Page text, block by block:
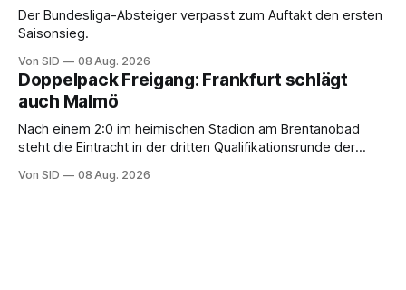
Der Bundesliga-Absteiger verpasst zum Auftakt den ersten
Saisonsieg.
Von SID 08 Aug. 2026
Doppelpack Freigang: Frankfurt schlägt
auch Malmö
Nach einem 2:0 im heimischen Stadion am Brentanobad
steht die Eintracht in der dritten Qualifikationsrunde der
Von SID 08 Aug. 2026